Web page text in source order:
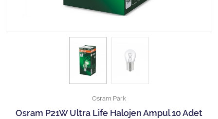
Kamyon Halojen Far Ampulü
Kamyon Gösterge Ampulü
Osram Park
Osram P21W Ultra Life Halojen Ampul 10 Adet